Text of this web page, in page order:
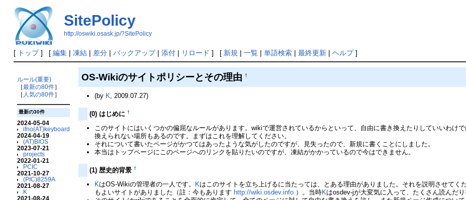
SitePolicy
http://oswiki.osask.jp/?SitePolicy
[ トップ] [ 編集| 凍結| 差分| バックアップ| 添付| リロード ] [ 新規 | 一覧| 単語検索| 最終更新| ヘルプ]
ルール(重要)
［最新の80件］
［ 人気の80件］
最新の30件
2024-05-04
ifno(AT)keyboard
2024-04-19
(AT)BIOS
2023-07-21
projects
2022-01-21
PCIC
2021-10-27
(PIC)8259A
2021-08-27
K
2021-08-24
OS-Wikiのサイトポリシーとその理由†
(by K , 2009.07.27)
(0) はじめに†
このサイトにはいくつかの偏屈なルールがあります。wikiで運営されているからといって、自由に書き換えたりしていいわけ
換えられない場所もあるのです。まずはこれを理解してください。
それについて書いたページがかつてはあったような気がしたのですが、見失ったので、新規に書くことにしました。
本当はトップページにこのページへのリンクを貼りたいのですが、凍結がかかっているので今はできません。
(1) 歴史的背景†
KはOS-Wikiの管理者の一人です。 Kはこのサイトを立ち上げるに当たっては、とある理由がありました。それを説明させて
もよいサイトがありました（註：今もあります http://wiki.osdev.info ）。当時Kはosdev-jが大変気に入って、たくさん読んだり